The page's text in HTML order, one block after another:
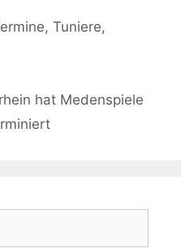
,Tuniere,
hat Medenspiele